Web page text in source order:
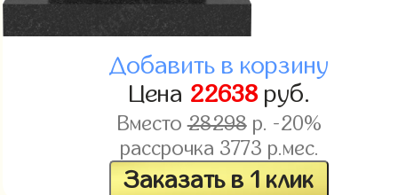
Добавить в корзину
Цена 22638руб.
Вместо28298р. -20%
рассрочка 3773 р.мес.
Заказать в 1 клик